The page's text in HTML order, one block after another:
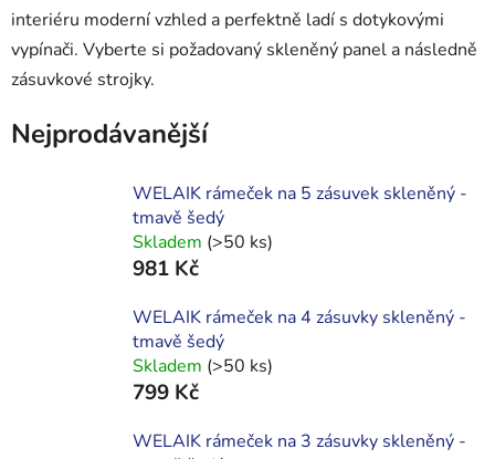
interiéru moderní vzhled a perfektně ladí s dotykovými
vypínači. Vyberte si požadovaný skleněný panel a následně
zásuvkové strojky.
Nejprodávanější
WELAIK rámeček na 5 zásuvek skleněný -
tmavě šedý
Skladem (>50 ks)
981 Kč
WELAIK rámeček na 4 zásuvky skleněný -
tmavě šedý
Skladem (>50 ks)
799 Kč
WELAIK rámeček na 3 zásuvky skleněný -